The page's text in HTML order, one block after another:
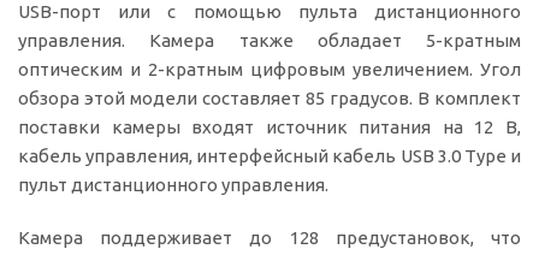
USB-порт или с помощью пульта дистанционного
управления. Камера также обладает 5-кратным
оптическим и 2-кратным цифровым увеличением. Угол
обзора этой модели составляет 85 градусов. В комплект
поставки камеры входят источник питания на 12 В,
кабель управления, интерфейсный кабель USB 3.0 Type и
пульт дистанционного управления.
Камера поддерживает до 128 предустановок, что